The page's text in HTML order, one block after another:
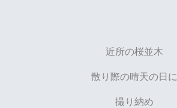
近所の桜並木
散り際の晴天の日に
撮り納め